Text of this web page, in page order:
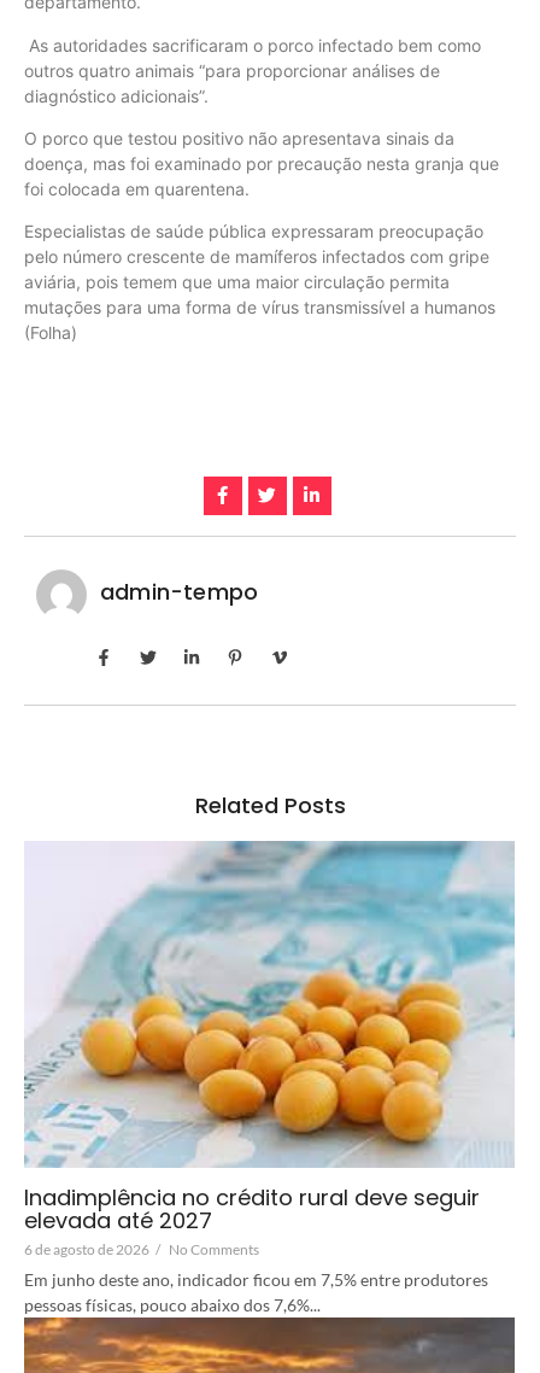
As autoridades sacrificaram o porco infectado bem como
outros quatro animais “para proporcionar análises de
diagnóstico adicionais”.
O porco que testou positivo não apresentava sinais da
doença, mas foi examinado por precaução nesta granja que
foi colocada em quarentena.
Especialistas de saúde pública expressaram preocupação
pelo número crescente de mamíferos infectados com gripe
aviária, pois temem que uma maior circulação permita
mutações para uma forma de vírus transmissível a humanos
(Folha)
admin-tempo
Related Posts
Inadimplência no crédito rural deve seguir
elevada até 2027
6 de agosto de 2026 / No Comments
Em junho deste ano, indicador ficou em 7,5% entre produtores
pessoas físicas, pouco abaixo dos 7,6%...